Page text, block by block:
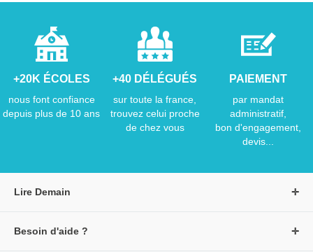
+20K ÉCOLES
nous font confiance
depuis plus de 10 ans
+40 DÉLÉGUÉS
sur toute la france,
trouvez celui proche
de chez vous
PAIEMENT
par mandat
administratif,
bon d'engagement,
devis...
Lire Demain
Besoin d'aide ?